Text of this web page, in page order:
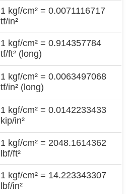
1 kgf/cm² = 0.0071116717
tf/in²
1 kgf/cm² = 0.914357784
tf/ft² (long)
1 kgf/cm² = 0.0063497068
tf/in² (long)
1 kgf/cm² = 0.0142233433
kip/in²
1 kgf/cm² = 2048.1614362
lbf/ft²
1 kgf/cm² = 14.223343307
lbf/in²